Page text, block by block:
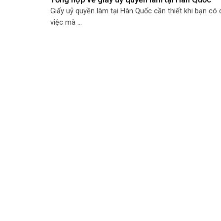
Giấy uỷ quyền làm tại Hàn Quốc cần thiết khi bạn có
việc mà ...